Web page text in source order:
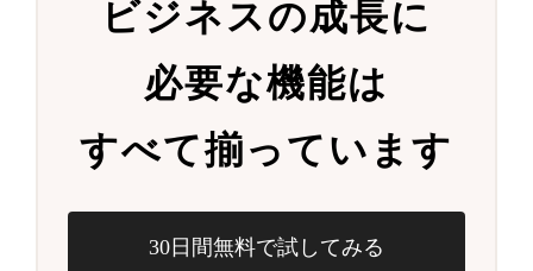
ビジネスの成長に
必要な機能は
すべて揃っています
30日間無料で試してみる